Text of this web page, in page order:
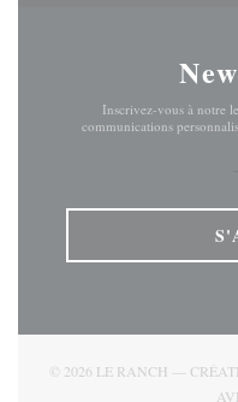
Inscrivez-vous à notre
communications
© 2026 LE RANCH —